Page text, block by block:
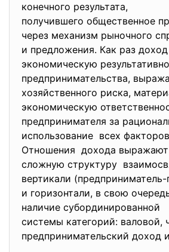
конечного результата,
получившего общественное
через механизм рыночного
и предложения. Как раз
экономическую
предпринимательства,
хозяйственного риска,
экономическую
предпринимателя за
использование всех
Отношения дохода выражают
сложную структуру
вертикали (предприниматель-
и горизонтали, в свою
наличие субординированной
системы категорий: валовой,
предпринимательский доход